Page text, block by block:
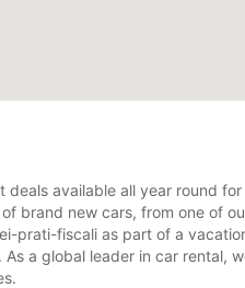
deals available all year round
brand new cars, from one of
prati-fiscali as part of a
a global leader in car